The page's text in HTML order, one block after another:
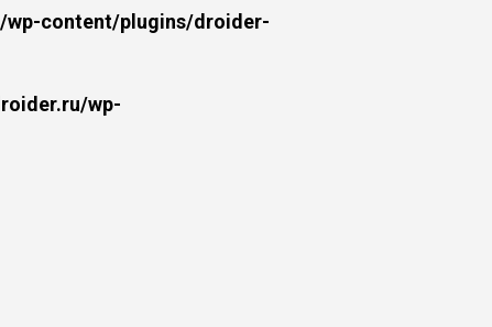
content/plugins/droider-
wp-